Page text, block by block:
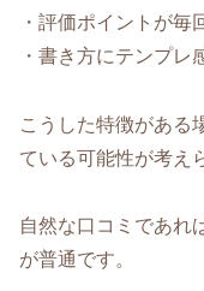
・評価ポイントが毎
・書き方にテンプレ
こうした特徴がある
ている可能性が考え
自然な口コミであれ
が普通です。